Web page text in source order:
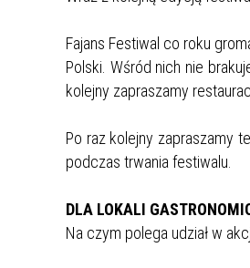
Fajans Festiwal co roku
Polski. Wśród nich nie
kolejny zapraszamy
Po raz kolejny zapraszamy
podczas trwania festiwalu.
DLA LOKALI
Na czym polega udział w